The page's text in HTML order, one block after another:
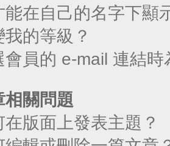
能在自己的名字下顯
的等級？
會員的 e-mail 連結
相關問題
版面上發表主題？